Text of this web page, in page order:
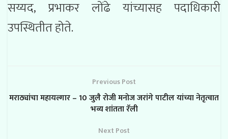
सय्यद, प्रभाकर लोंढे यांच्यासह पदाधिकारी
उपस्थितीत होते.
Previous Post
मराठ्यांचा महायल्गार – 10 जुलै रोजी मनोज जरांगे पाटील यांच्या नेतृत्वात
भव्य शांतता रॅली
Next Post